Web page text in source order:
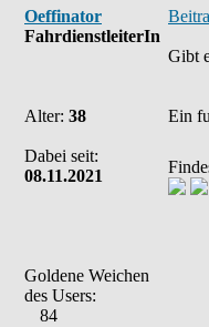
Oeffinator
FahrdienstleiterIn
Alter: 38
Dabei seit:
08.11.2021
Goldene Weichen
des Users:
84
Gibt
Ein